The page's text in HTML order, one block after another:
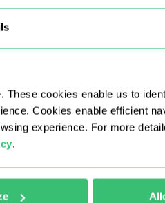
cookies enable us to
Cookies enable efficient
experience. For more
.
$0.76/IP
$0.76/IP